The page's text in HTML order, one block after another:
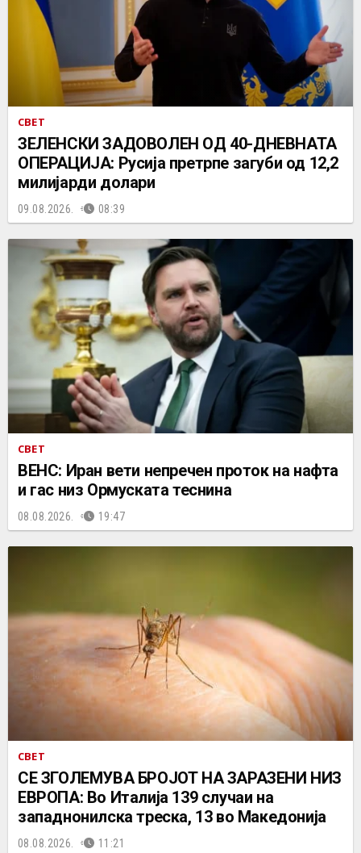
СВЕТ
ЗЕЛЕНСКИ ЗАДОВОЛЕН ОД 40-ДНЕВНАТА
ОПЕРАЦИЈА: Русија претрпе загуби од 12,2
милијарди долари
09.08.2026. 08:39
СВЕТ
ВЕНС: Иран вети непречен проток на нафта
и гас низ Ормуската теснина
08.08.2026. 19:47
СВЕТ
СЕ ЗГОЛЕМУВА БРОЈОТ НА ЗАРАЗЕНИ НИЗ
ЕВРОПА: Во Италија 139 случаи на
западнонилска треска, 13 во Македонија
08.08.2026. 11:21